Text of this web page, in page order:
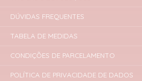
DÚVIDAS FREQUENTES
TABELA DE MEDIDAS
CONDIÇÕES DE PARCELAMENTO
POLÍTICA DE PRIVACIDADE DE DADOS